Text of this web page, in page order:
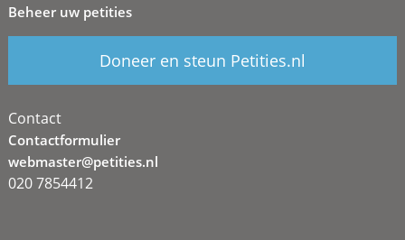
Beheer uw petities
Doneer en steun Petities.nl
Contact
Contactformulier
webmaster@petities.nl
020 7854412